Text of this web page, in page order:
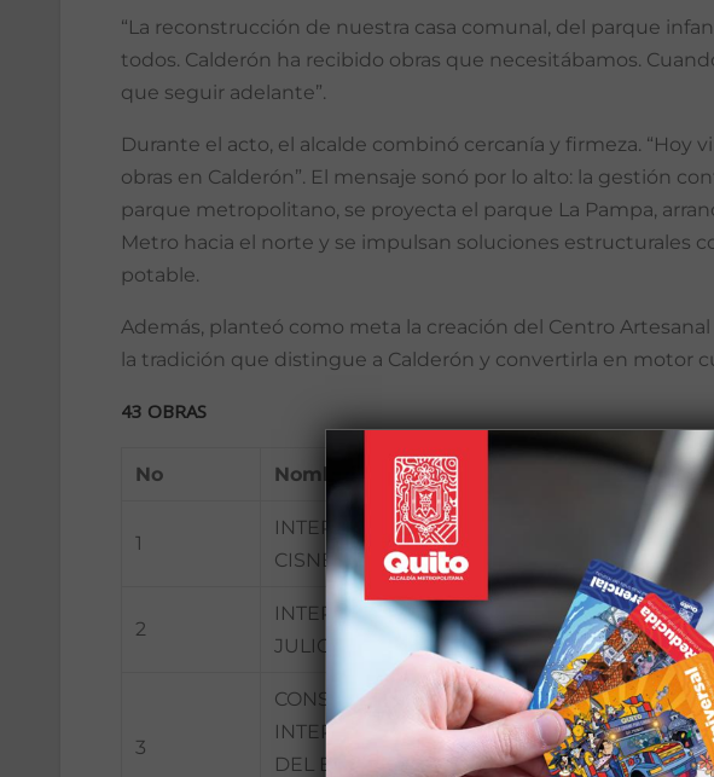
“La reconstrucción de nuestra casa comunal, del parque
todos. Calderón ha recibido obras que necesitábamos.
que seguir adelante”.
Durante el acto, el alcalde combinó cercanía y firmeza. “Hoy
obras en Calderón”. El mensaje sonó por lo alto: la gestión
parque metropolitano, se proyecta el parque La Pampa,
Metro hacia el norte y se impulsan soluciones estructurales
potable.
Además, planteó como meta la creación del Centro
la tradición que distingue a Calderón y convertirla en motor
43 OBRAS
No Nombre de la obra
1
INTERVENCIÓN EN ÁREA VERDE DEL
CISNE DE ZABALA, PARROQUIA CALDERÓN
2
INTERVENCIÓN Y ADECUACIÓN DE ÁREA
JULIO ZABALA, PARROQUIA DE CALDERÓN
3
CONSTRUCCIÓN DEL MURO DE
INTERVENCIÓN EN ÁREA VERDE DEL
DEL BARRIO MARÍA AUGUSTA URRUTIA,